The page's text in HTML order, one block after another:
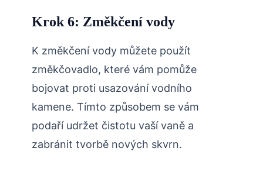
Krok 6: Změkčení vody
K změkčení vody můžete použít
změkčovadlo, které vám pomůže
bojovat proti usazování vodního
kamene. Tímto způsobem se vám
podaří udržet čistotu vaší vaně a
zabránit tvorbě nových skvrn.